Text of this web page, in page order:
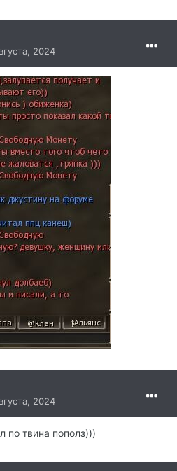
2024
2024
по твина пополз)))